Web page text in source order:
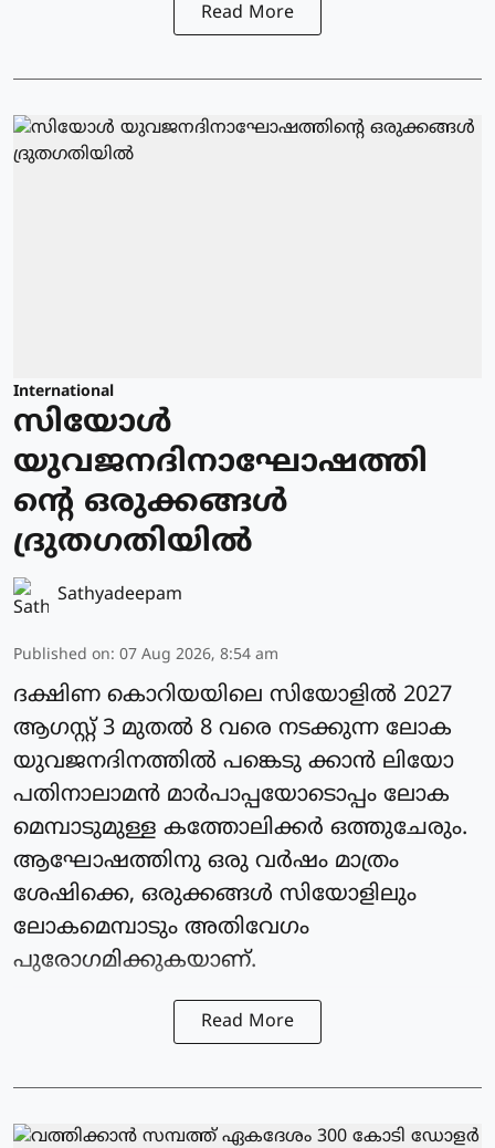
Read More
International
സിയോള്‍
യുവജനദിനാഘോഷത്തി
ന്റെ ഒരുക്കങ്ങള്‍
ദ്രുതഗതിയില്‍
Sathyadeepam
Published on: 07 Aug 2026, 8:54 am
ദക്ഷിണ കൊറിയയിലെ സിയോളില്‍ 2027
ആഗസ്റ്റ് 3 മുതല്‍ 8 വരെ നടക്കുന്ന ലോക
യുവജനദിനത്തില്‍ പങ്കെടു ക്കാന്‍ ലിയോ
പതിനാലാമന്‍ മാര്‍പാപ്പയോടൊപ്പം ലോക
മെമ്പാടുമുള്ള കത്തോലിക്കര്‍ ഒത്തുചേരും.
ആഘോഷത്തിനു ഒരു വര്‍ഷം മാത്രം
ശേഷിക്കെ, ഒരുക്കങ്ങള്‍ സിയോളിലും
ലോകമെമ്പാടും അതിവേഗം
പുരോഗമിക്കുകയാണ്.
Read More